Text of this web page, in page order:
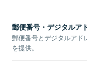
郵便番号・デジタルア
郵便番号とデジタルアド
を提供。